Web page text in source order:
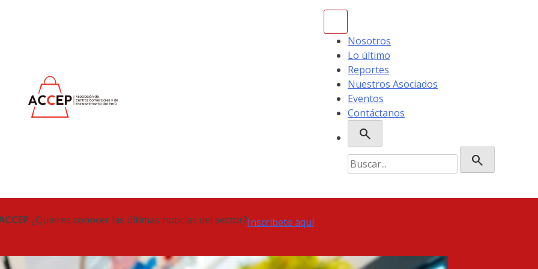
Nosotros
Lo último
Reportes
Nuestros Asociados
Eventos
Contáctanos
search
Buscar: search
¿Quieres conocer las últimas noticias del sector?Inscríbete aquí